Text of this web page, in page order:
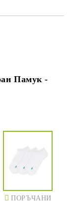
Памук -
ПОРЪЧАНИ